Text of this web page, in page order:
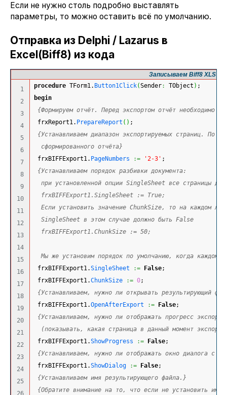
Если не нужно столь подробно выставлять
параметры, то можно оставить всё по умолчанию.
Отправка из Delphi / Lazarus в
Excel(Biff8) из кода
Записываем Biff8 XLS
1
2
3
4
5
6
7
8
9
10
11
12
13
14
15
16
17
18
19
20
21
22
23
24
25
26
procedure TForm1. Button1Click(Sender: TObject ) ;
begin
{Формируем отчёт. Перед экспортом отчёт необходимо
frxReport1. PrepareReport ( ) ;
{Устанавливаем диапазон экспортируемых страниц. По
сформированного отчёта}
frxBIFFExport1. PageNumbers := '2-3' ;
{Устанавливаем порядок разбивки документа:
при установленной опции SingleSheet все страницы
frxBIFFExport1.SingleSheet := True;
Если установить значение ChunkSize, то на каждом
SingleSheet в этом случае должно быть False
frxBIFFExport1.ChunkSize := 50;
Мы же установим порядок по умолчанию, когда каждому
frxBIFFExport1.SingleSheet := False;
frxBIFFExport1.ChunkSize := 0;
{Устанавливаем, нужно ли открывать результирующий
frxBIFFExport1.OpenAfterExport := False;
{Устанавливаем, нужно ли отображать прогресс экспорта
(показывать, какая страница в данный момент
frxBIFFExport1.ShowProgress := False;
{Устанавливаем, нужно ли отображать окно диалога с
frxBIFFExport1.ShowDialog := False;
{Устанавливаем имя результирующего файла.}
{Обратите внимание на то, что если не установить имя